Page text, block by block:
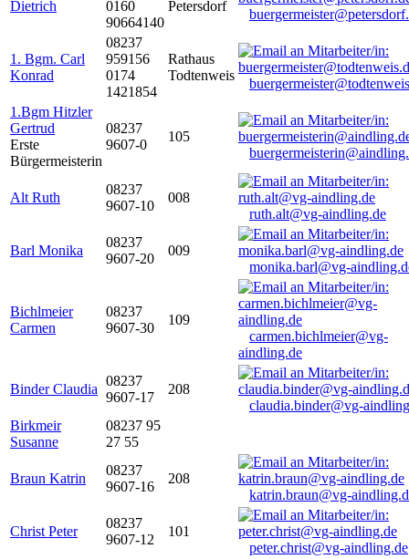
Dietrich
0160
90664140
Petersdorf
1. Bgm. Carl
Konrad
08237
959156
0174
1421854
Rathaus
Todtenweis
1.Bgm Hitzler
Gertrud
Erste
Bürgermeisterin
08237
9607-0
105
Alt Ruth
08237
9607-10
008
ruth.alt@vg-aindling.de
Barl Monika
08237
9607-20
009
monika.barl@vg-
Bichlmeier
Carmen
08237
9607-30
109
carmen.bichlmeier@vg-
aindling.de
Binder Claudia
08237
9607-17
208
claudia.binder@vg-
Birkmeir
Susanne
08237 95
27 55
Braun Katrin
08237
9607-16
208
katrin.braun@vg-
Christ Peter
08237
9607-12
101
peter.christ@vg-aindling.de